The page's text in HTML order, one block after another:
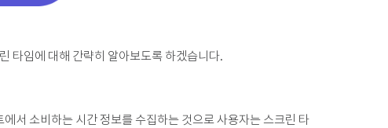
타임에 대해 간략히 알아보도록 하겠습니다.
서 소비하는 시간 정보를 수집하는 것으로 사용자는 스크린 타